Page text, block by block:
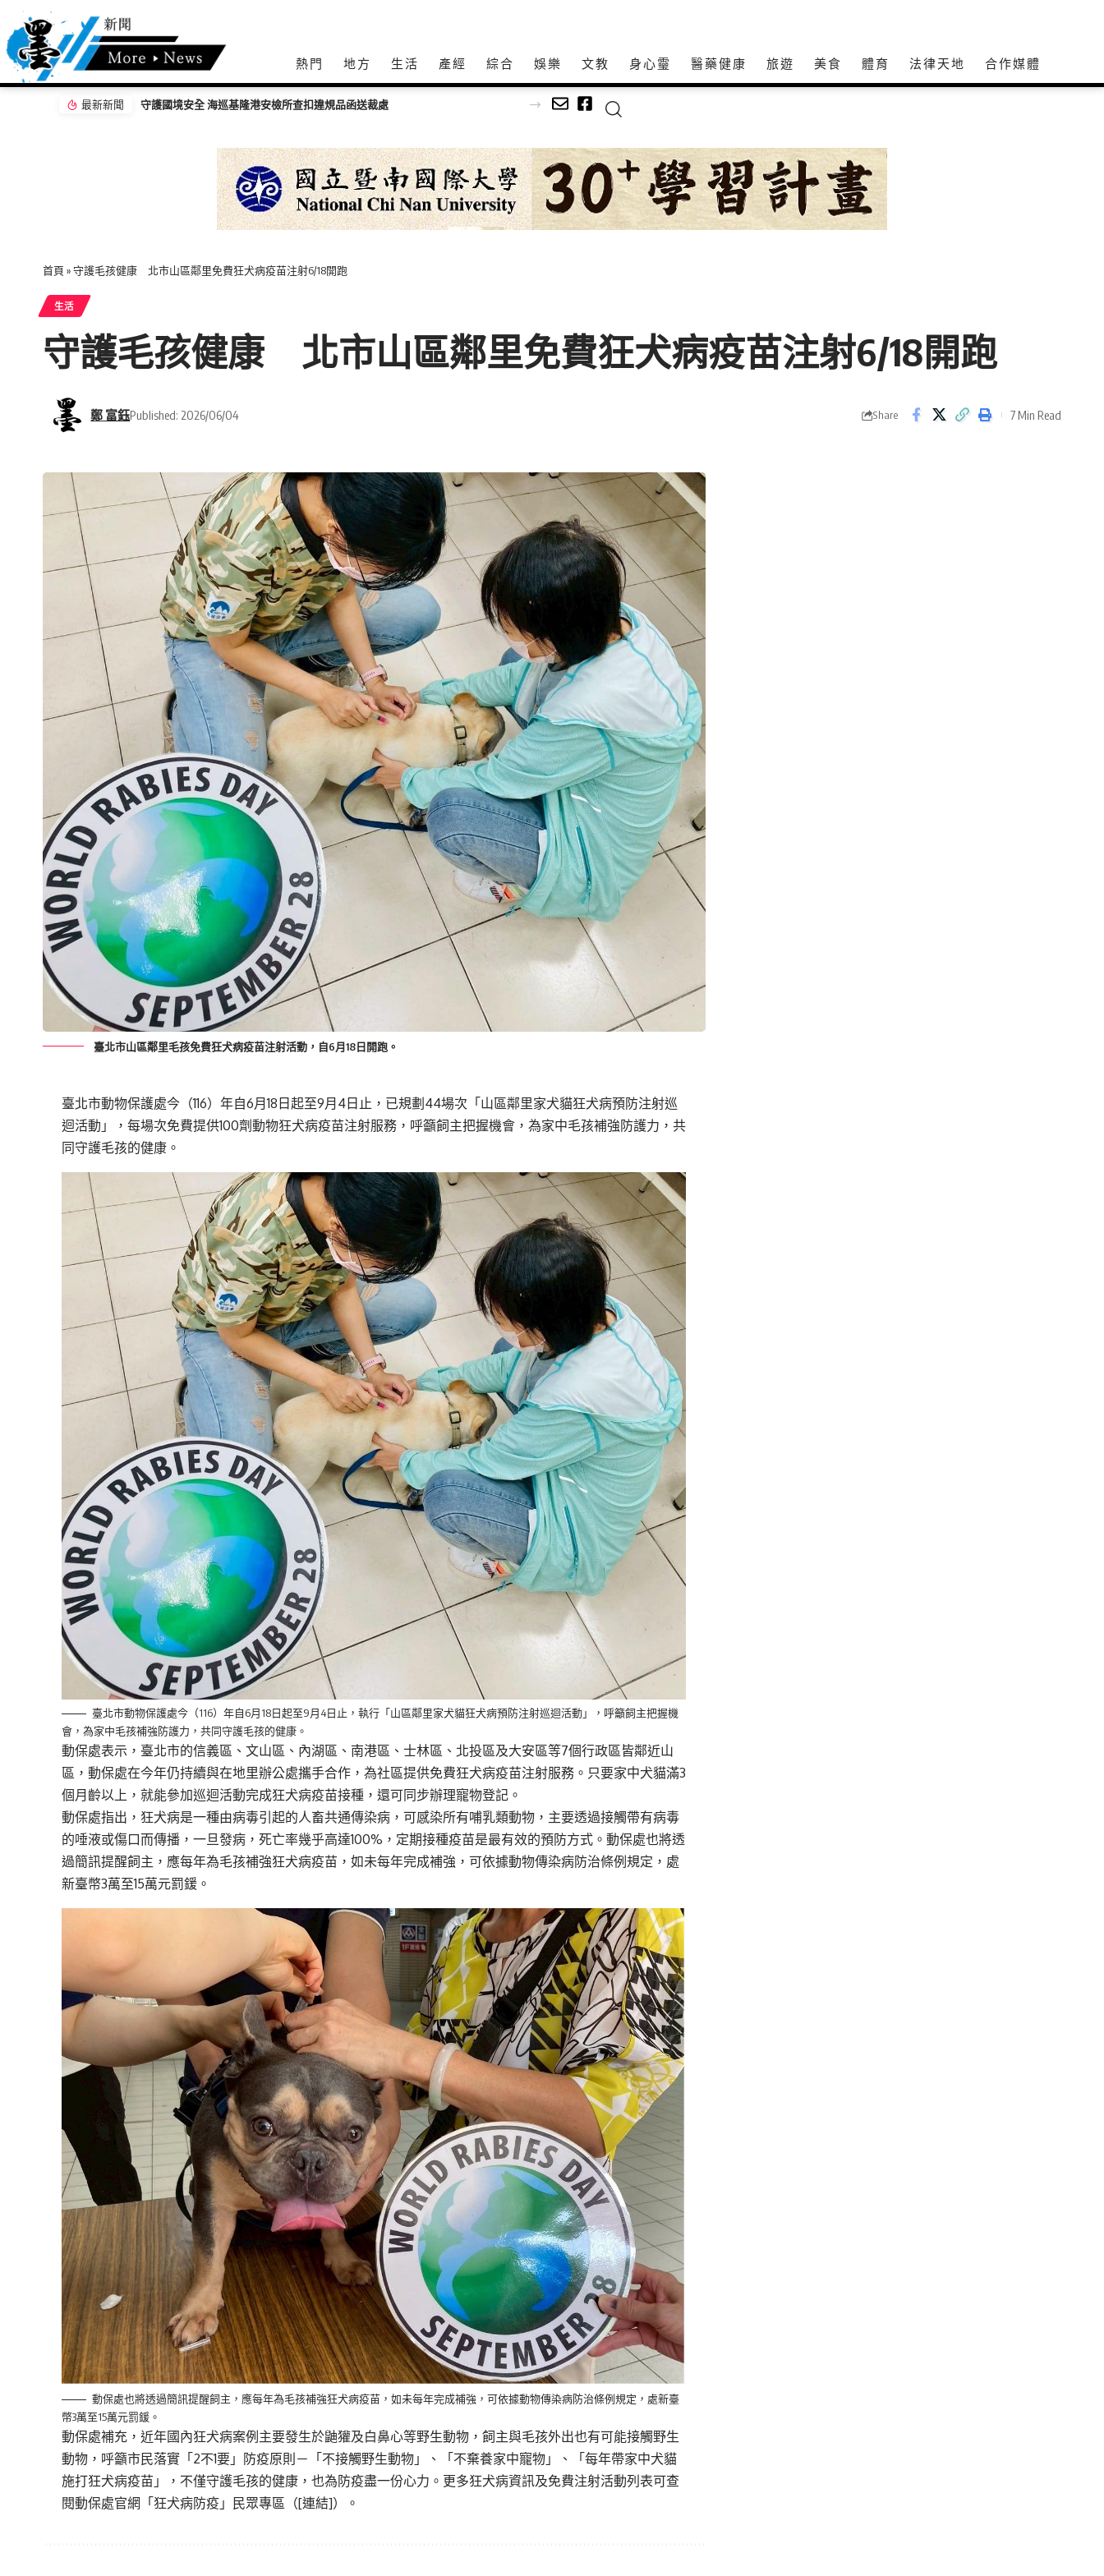
熱門 地方 生活 產經 綜合 娛樂 文教 身心𩆜 醫藥健康 旅遊 美食 體育 法律天地 合作媒體
最新新聞
首頁 »守護毛孩健康 北市山區鄰里免費狂犬病疫苗注射6/18開跑
生活
守護毛孩健康 北市山區鄰里免費狂犬病疫苗注射6/18開跑
鄭 富鈺Published: 2026/06/04 Share 7 Min Read
臺北市山區鄰里毛孩免費狂犬病疫苗注射活動，自6月18日開跑。
臺北市動物保護處今（116）年自6月18日起至9月4日止，已規劃44場次「山區鄰里家犬貓狂犬病預防注射巡
迴活動」，每場次免費提供100劑動物狂犬病疫苗注射服務，呼籲飼主把握機會，為家中毛孩補強防護力，共
同守護毛孩的健康。
臺北市動物保護處今（116）年自6月18日起至9月4日止，執行「山區鄰里家犬貓狂犬病預防注射巡迴活動」，呼籲飼主把握機
會，為家中毛孩補強防護力，共同守護毛孩的健康。
動保處表示，臺北市的信義區、文山區、內湖區、南港區、士林區、北投區及大安區等7個行政區皆鄰近山
區，動保處在今年仍持續與在地里辦公處攜手合作，為社區提供免費狂犬病疫苗注射服務。只要家中犬貓滿3
個月齡以上，就能參加巡迴活動完成狂犬病疫苗接種，還可同步辦理寵物登記。
動保處指出，狂犬病是一種由病毒引起的人畜共通傳染病，可感染所有哺乳類動物，主要透過接觸帶有病毒
的唾液或傷口而傳播，一旦發病，死亡率幾乎高達100%，定期接種疫苗是最有效的預防方式。動保處也將透
過簡訊提醒飼主，應每年為毛孩補強狂犬病疫苗，如未每年完成補強，可依據動物傳染病防治條例規定，處
新臺幣3萬至15萬元罰鍰。
動保處也將透過簡訊提醒飼主，應每年為毛孩補強狂犬病疫苗，如未每年完成補強，可依據動物傳染病防治條例規定，處新臺
幣3萬至15萬元罰鍰。
動保處補充，近年國內狂犬病案例主要發生於鼬獾及白鼻心等野生動物，飼主與毛孩外出也有可能接觸野生
動物，呼籲市民落實「2不1要」防疫原則－「不接觸野生動物」、「不棄養家中寵物」、「每年帶家中犬貓
施打狂犬病疫苗」，不僅守護毛孩的健康，也為防疫盡一份心力。更多狂犬病資訊及免費注射活動列表可查
閱動保處官網「狂犬病防疫」民眾專區（[連結]）。